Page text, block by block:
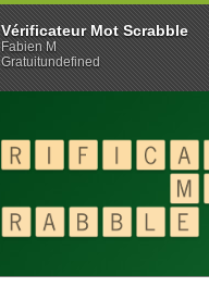
Vérificateur Mot Scrabble
Fabien M
Gratuitundefined